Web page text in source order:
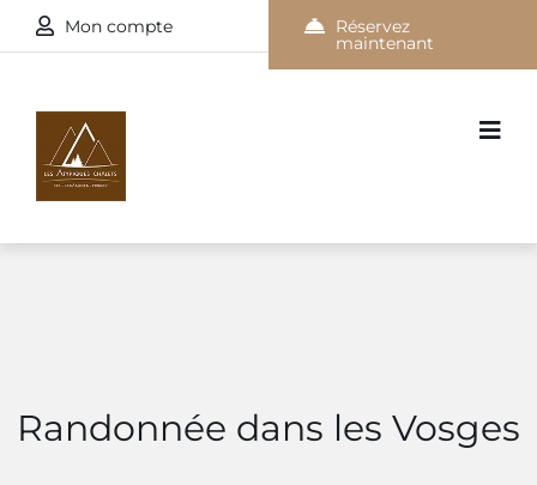
Mon compte Réservez
maintenant
Randonnée dans les Vosges